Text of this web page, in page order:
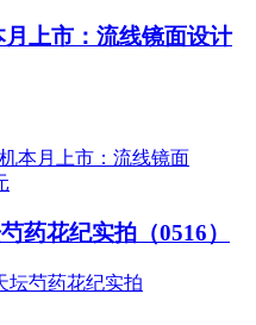
上市：流线镜面设计
药花纪实拍（0516）